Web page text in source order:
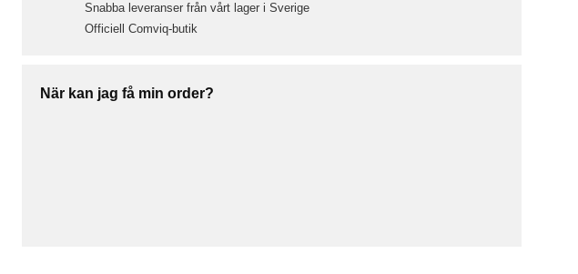
Snabba leveranser från vårt lager i Sverige
Officiell Comviq-butik
När kan jag få min order?